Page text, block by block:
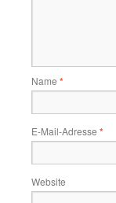
Name *
E-Mail-Adresse *
Website